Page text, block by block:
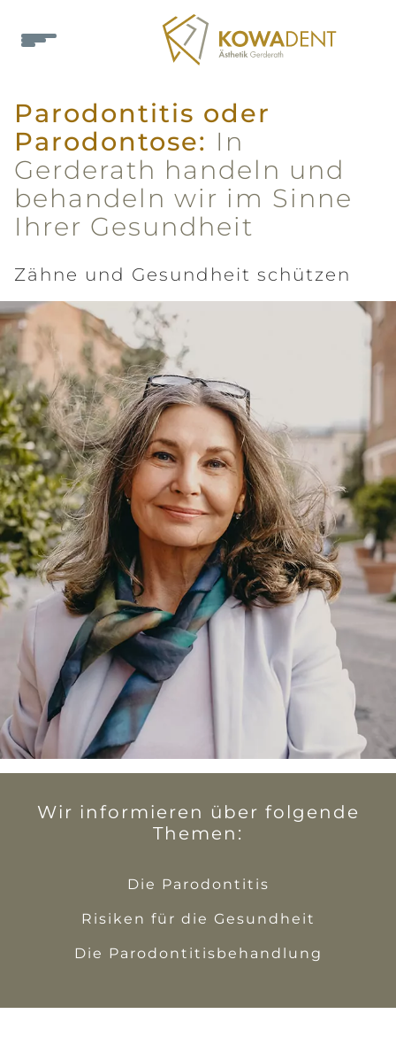
Parodontitis oder
Parodontose: In
Gerderath handeln und
behandeln wir im Sinne
Ihrer Gesundheit
Zähne und Gesundheit schützen
Wir informieren über folgende
Themen:
Die Parodontitis
Risiken für die Gesundheit
Die Parodontitisbehandlung